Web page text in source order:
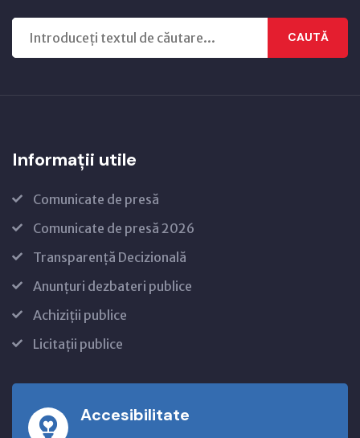
CAUTĂ
Informații utile
Comunicate de presă
Comunicate de presă 2026
Transparență Decizională
Anunțuri dezbateri publice
Achiziții publice
Licitații publice
Accesibilitate